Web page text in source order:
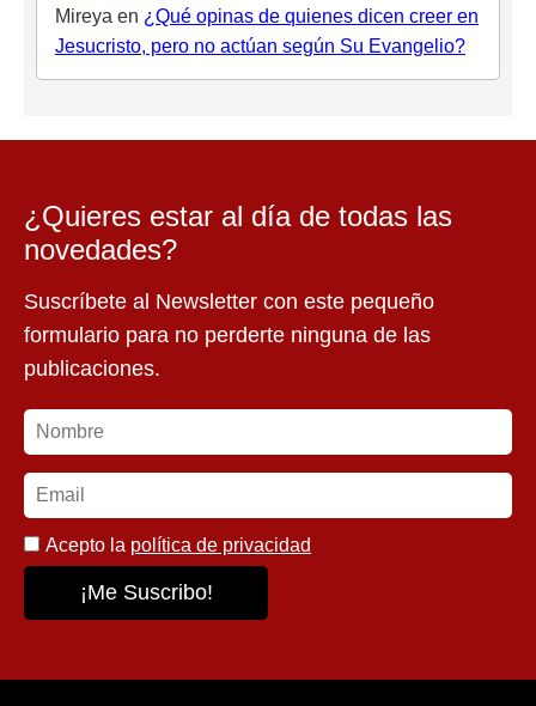
Mireya en ¿Qué opinas de quienes dicen creer en
Jesucristo, pero no actúan según Su Evangelio?
¿Quieres estar al día de todas las
novedades?
Suscríbete al Newsletter con este pequeño
formulario para no perderte ninguna de las
publicaciones.
Acepto la política de privacidad